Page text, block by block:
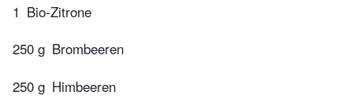
1 Bio-Zitrone
250 g Brombeeren
250 g Himbeeren